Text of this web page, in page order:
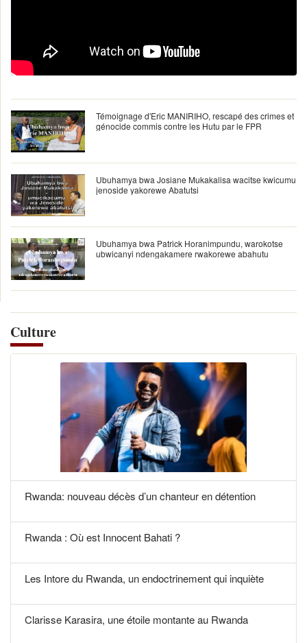
Témoignage d'Eric MANIRIHO, rescapé des crimes et
génocide commis contre les Hutu par le FPR
Ubuhamya bwa Josiane Mukakalisa wacitse kwicumu
jenoside yakorewe Abatutsi
Ubuhamya bwa Patrick Horanimpundu, warokotse
ubwicanyi ndengakamere rwakorewe abahutu
Culture
Rwanda: nouveau décès d’un chanteur en détention
Rwanda : Où est Innocent Bahati ?
Les Intore du Rwanda, un endoctrinement qui inquiète
Clarisse Karasira, une étoile montante au Rwanda